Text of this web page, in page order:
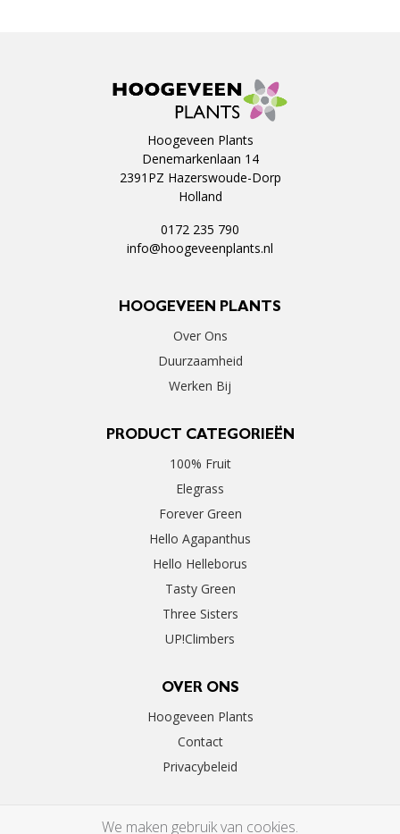
Hoogeveen Plants
Denemarkenlaan 14
2391PZ Hazerswoude-Dorp
Holland
0172 235 790
info@hoogeveenplants.nl
HOOGEVEEN PLANTS
Over Ons
Duurzaamheid
Werken Bij
PRODUCT CATEGORIEËN
100% Fruit
Elegrass
Forever Green
Hello Agapanthus
Hello Helleborus
Tasty Green
Three Sisters
UP!Climbers
OVER ONS
Hoogeveen Plants
Contact
Privacybeleid
We maken gebruik van cookies.